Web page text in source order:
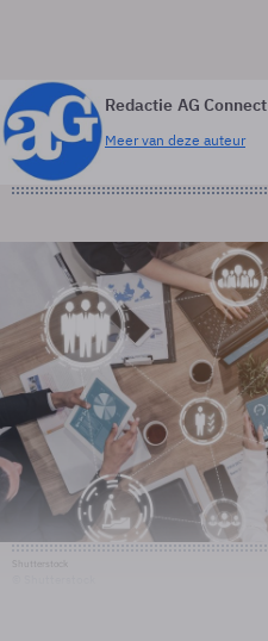
Redactie AG Connect
Meer van deze auteur